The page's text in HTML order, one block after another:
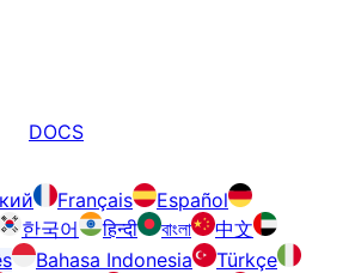
DOCS
Français
Español
한국어 हिन्दी বাংলা
中文
Bahasa Indonesia
Türkçe